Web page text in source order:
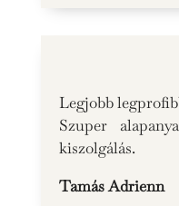
Legjobb
Szuper
kiszolgálás.
Tamás Adrienn